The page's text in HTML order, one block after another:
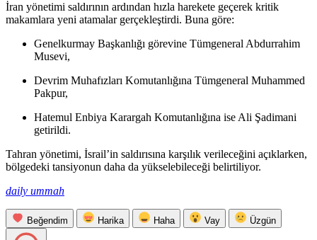
İran yönetimi saldırının ardından hızla harekete geçerek kritik
makamlara yeni atamalar gerçekleştirdi. Buna göre:
Genelkurmay Başkanlığı görevine Tümgeneral Abdurrahim
Musevi,
Devrim Muhafızları Komutanlığına Tümgeneral Muhammed
Pakpur,
Hatemul Enbiya Karargah Komutanlığına ise Ali Şadimani
getirildi.
Tahran yönetimi, İsrail’in saldırısına karşılık verileceğini açıklarken,
bölgedeki tansiyonun daha da yükselebileceği belirtiliyor.
daily ummah
Beğendim Harika Haha Vay Üzgün